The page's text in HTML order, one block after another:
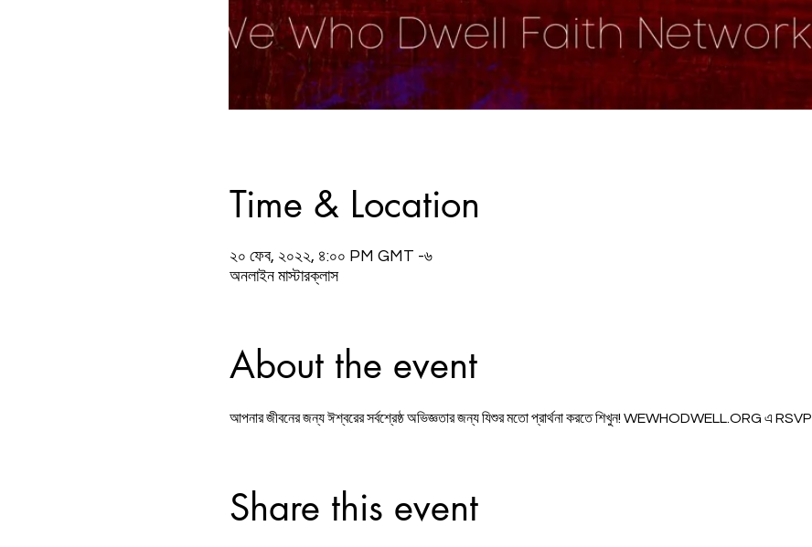
Time & Location
২০ ফেব, ২০২২, ৪:০০ PM GMT -৬
অনলাইন মাস্টারক্লাস
About the event
আপনার জীবনের জন্য ঈশ্বরের সর্বশ্রেষ্ঠ অভিজ্ঞতার জন্য যিশুর মতো প্রার্থনা করতে শিখুন! WEWHODWELL.ORG এ RSVP
Share this event